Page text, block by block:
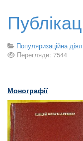
Популяризаційна
Перегляди: 7544
Монографії